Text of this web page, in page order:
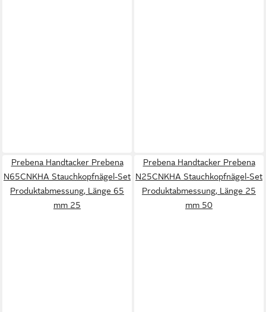
Prebena Handtacker Prebena
N65CNKHA Stauchkopfnägel-Set
Produktabmessung, Länge 65
mm 25
Prebena Handtacker Prebena
N25CNKHA Stauchkopfnägel-Set
Produktabmessung, Länge 25
mm 50